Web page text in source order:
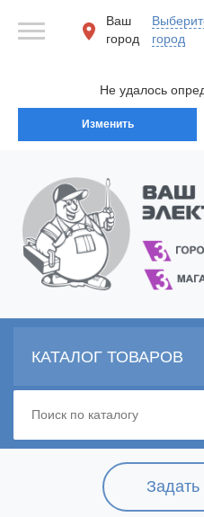
Не удалось
Изменить
Ваш
город
город
Задать
КАТАЛОГ ТОВАРОВ